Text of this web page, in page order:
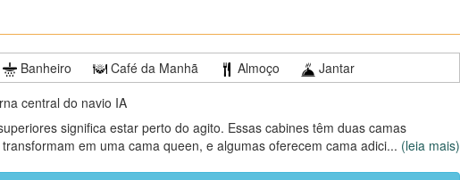
Banheiro Café da Manhã Almoço
Jantar
central do navio IA
... (leia mais)
significa estar perto do agito. Essas cabines têm duas camas
em uma cama queen, e algumas oferecem cama adicional para